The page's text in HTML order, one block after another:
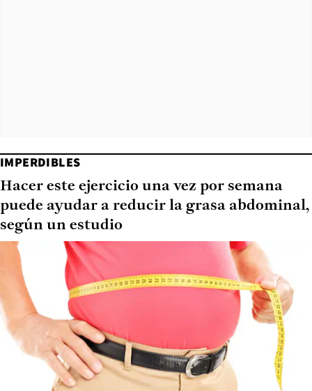
IMPERDIBLES
Hacer este ejercicio una vez por semana
puede ayudar a reducir la grasa abdominal,
según un estudio